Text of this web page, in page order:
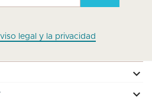
legal y la privacidad

